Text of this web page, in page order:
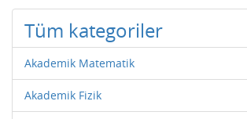
Tüm kategoriler
Akademik Matematik
Akademik Fizik